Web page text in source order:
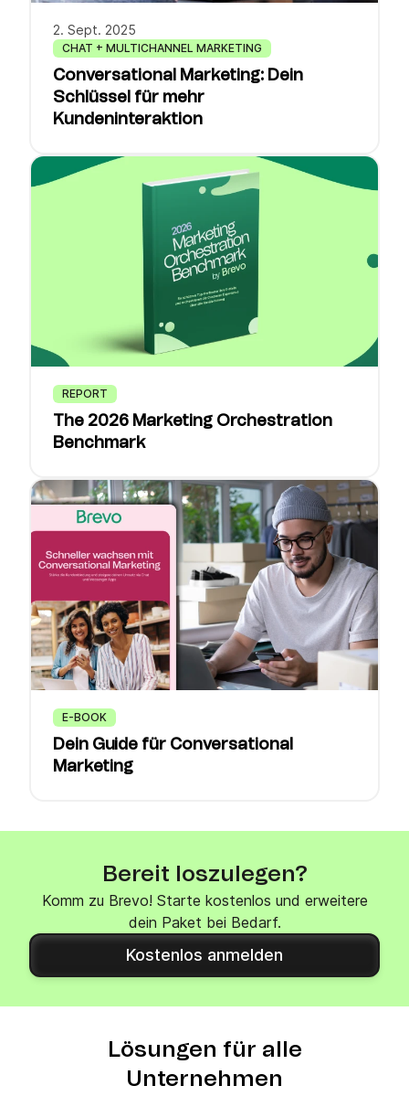
2. Sept. 2025
CHAT + MULTICHANNEL MARKETING
Conversational Marketing: Dein
Schlüssel für mehr
Kundeninteraktion
REPORT
The 2026 Marketing Orchestration
Benchmark
E-BOOK
Dein Guide für Conversational
Marketing
Bereit loszulegen?
Komm zu Brevo! Starte kostenlos und erweitere
dein Paket bei Bedarf.
Kostenlos anmelden
Lösungen für alle
Unternehmen